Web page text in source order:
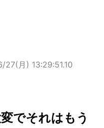
月) 13:29:51.10
でそれはもう